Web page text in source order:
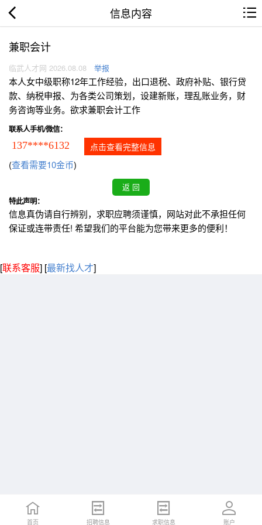
信息内容
兼职会计
临武人才网 2026.08.08 举报
本人女中级职称12年工作经验，出口退税、政府补贴、银行贷
款、纳税申报、为各类公司策划，设建新账，理乱账业务，财
务咨询等业务。欲求兼职会计工作
联系人手机/微信：
137****6132 点击查看完整信息
(查看需要10金币)
特此声明：
信息真伪请自行辨别，求职应聘须谨慎，网站对此不承担任何
保证或连带责任! 希望我们的平台能为您带来更多的便利！
[联系客服] [最新找人才]
首页 招聘信息 求职信息 账户